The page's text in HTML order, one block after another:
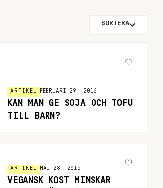
SORTERA
ARTIKEL FEBRUARI 29, 2016
KAN MAN GE SOJA OCH TOFU
TILL BARN?
ARTIKEL MAJ 28, 2015
VEGANSK KOST MINSKAR